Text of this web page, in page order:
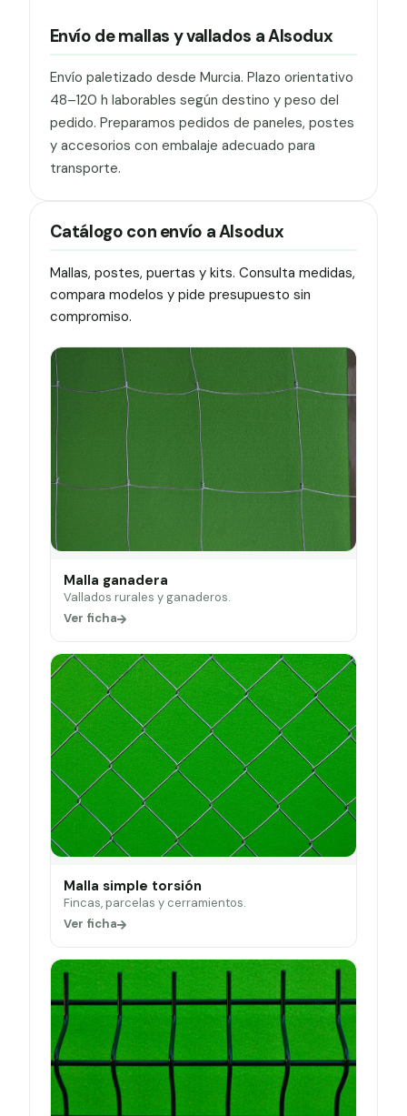
Envío de mallas y vallados a Alsodux
Envío paletizado desde Murcia. Plazo orientativo
48–120 h laborables según destino y peso del
pedido. Preparamos pedidos de paneles, postes
y accesorios con embalaje adecuado para
transporte.
Catálogo con envío a Alsodux
Mallas, postes, puertas y kits. Consulta medidas,
compara modelos y pide presupuesto sin
compromiso.
Malla ganadera
Vallados rurales y ganaderos.
Ver ficha
Malla simple torsión
Fincas, parcelas y cerramientos.
Ver ficha